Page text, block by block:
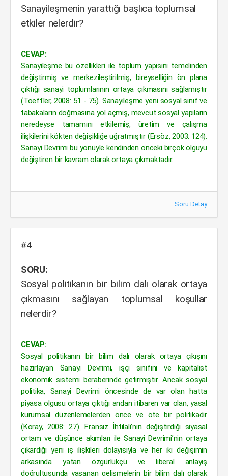
Sanayileşmenin yarattığı başlıca toplumsal
etkiler nelerdir?
CEVAP:
Sanayileşme bu özellikleri ile toplum yapısını temelinden
değiştirmiş ve merkezileştirilmiş, bireyselliğin ön plana
çıktığı sanayi toplumlarının ortaya çıkmasını sağlamıştır
(Toeff­ler, 2008: 51 - 75). Sanayileşme yeni sosyal sınıf ve
tabakaların doğmasına yol açmış, mevcut sosyal yapıların
neredeyse tamamını etkilemiş, üretim ve çalışma
ilişkilerini kökten değişikliğe uğratmıştır (Ersöz, 2003: 124).
Sanayi Devrimi bu yönüyle kendinden önceki birçok olguyu
değiştiren bir kavram olarak ortaya çıkmaktadır.
Soru Detay
#4
SORU:
Sosyal politikanın bir bilim dalı olarak ortaya
çıkmasını sağlayan toplumsal koşullar
nelerdir?
CEVAP:
Sosyal politikanın bir bilim dalı olarak ortaya çıkışını
hazırlayan Sanayi Devrimi, işçi sınıfını ve kapitalist
ekonomik sistemi beraberinde getirmiştir. Ancak sosyal
politika, Sanayi Devrimi öncesinde de var olan hatta
piyasa olgusu ortaya çıktığı andan itibaren var olan, yasal
kurumsal düzenlemelerden önce ve öte bir politikadır
(Koray, 2008: 27). Fransız İhtilali’nin değiştirdiği siyasal
ortam ve düşünce akımları ile Sanayi Devrimi’nin ortaya
çıkardığı yeni iş ilişkileri dolayısıyla ve her iki değişimin
arkasında yatan özgürlükçü ve liberal anlayış
doğrultusunda yaşanan gelişmelerin bir bilim dalı olarak